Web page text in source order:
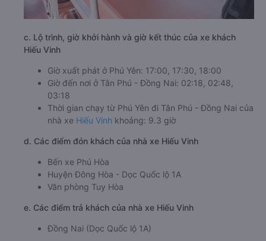
c. Lộ trình, giờ khởi hành và giờ kết thúc của xe khách
Hiếu Vinh
Giờ xuất phát ở Phú Yên: 17:00, 17:30, 18:00
Giờ đến nơi ở Tân Phú - Đồng Nai: 02:18, 02:48,
03:18
Thời gian chạy từ Phú Yên đi Tân Phú - Đồng Nai của
nhà xe Hiếu Vinh khoảng: 9.3 giờ
d. Các điểm đón khách của nhà xe Hiếu Vinh
Bến xe Phú Hòa
Huyện Đông Hòa - Dọc Quốc lộ 1A
Văn phòng Tuy Hòa
e. Các điểm trả khách của nhà xe Hiếu Vinh
Đồng Nai (Dọc Quốc lộ 1A)